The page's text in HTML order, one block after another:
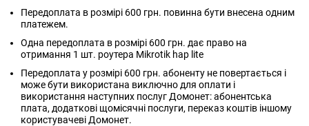
Передоплата в розмірі 600 грн. повинна бути внесена одним
платежем.
Одна передоплата в розмірі 600 грн. дає право на
отримання 1 шт. роутера Mikrotik hap lite
Передоплата у розмірі 600 грн. абоненту не повертається і
може бути використана виключно для оплати і
використання наступних послуг Домонет: абонентська
плата, додаткові щомісячні послуги, переказ коштів іншому
користувачеві Домонет.